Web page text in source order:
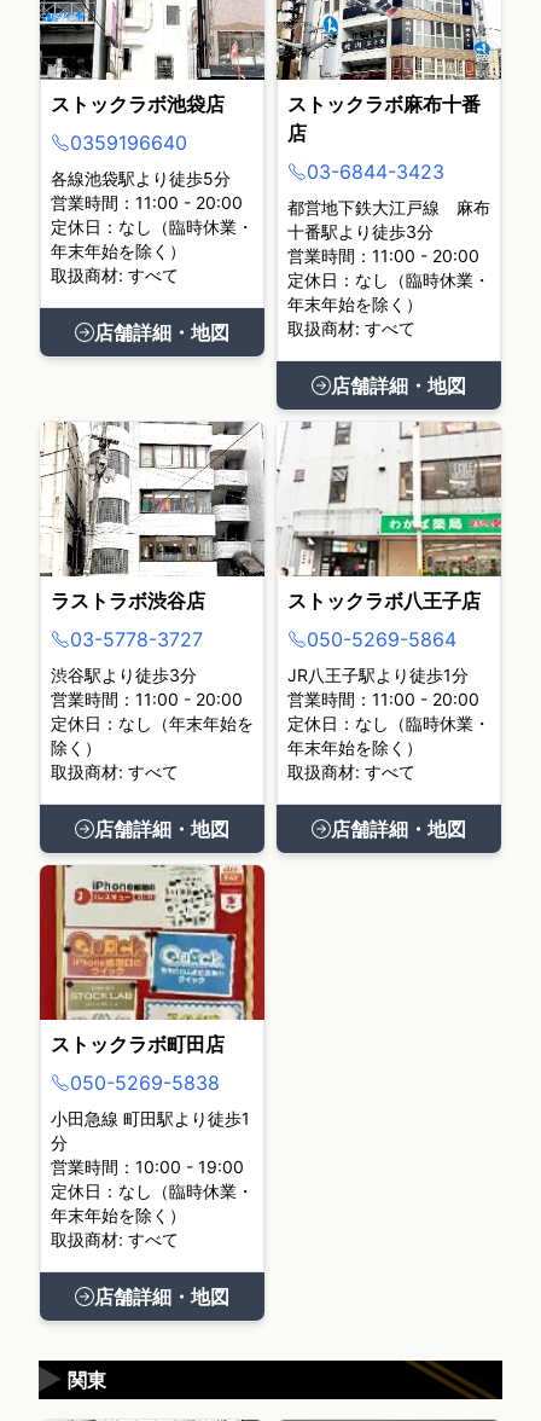
ストックラボ池袋店
0359196640
各線池袋駅より徒歩5分
営業時間：11:00 - 20:00
定休日：なし（臨時休業・
年末年始を除く）
取扱商材: すべて
店舗詳細・地図
ストックラボ麻布十番
店
03-6844-3423
都営地下鉄大江戸線 麻布
十番駅より徒歩3分
営業時間：11:00 - 20:00
定休日：なし（臨時休業・
年末年始を除く）
取扱商材: すべて
店舗詳細・地図
ラストラボ渋谷店
03-5778-3727
渋谷駅より徒歩3分
営業時間：11:00 - 20:00
定休日：なし（年末年始を
除く）
取扱商材: すべて
店舗詳細・地図
ストックラボ八王子店
050-5269-5864
JR八王子駅より徒歩1分
営業時間：11:00 - 20:00
定休日：なし（臨時休業・
年末年始を除く）
取扱商材: すべて
店舗詳細・地図
ストックラボ町田店
050-5269-5838
小田急線 町田駅より徒歩1
分
営業時間：10:00 - 19:00
定休日：なし（臨時休業・
年末年始を除く）
取扱商材: すべて
店舗詳細・地図
関東
▶